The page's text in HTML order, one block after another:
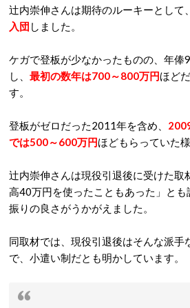
辻内崇伸さんは期待のルーキーとして、
入団 しました。
ケガで登板が少なかったものの、年俸
し、 最初の数年は700～800万円ほど
す。
登板がゼロだった2011年を含め、
では500～600万円ほどもらっていた様
辻内崇伸さんは現役引退後に受けた取
高40万円を使ったこともあった」とも
振りの良さがうかがえました。
同取材では、現役引退後はそんな派手
で、小遣い制だとも明かしています。